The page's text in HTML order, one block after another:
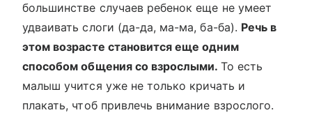
большинстве случаев ребенок еще не умеет
удваивать слоги (да-да, ма-ма, ба-ба). Речь в
этом возрасте становится еще одним
способом общения со взрослыми. То есть
малыш учится уже не только кричать и
плакать, чтоб привлечь внимание взрослого.